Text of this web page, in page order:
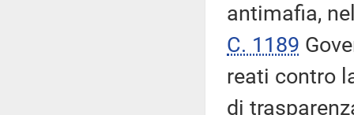
antimafia,
C. 1189
reati contro
di